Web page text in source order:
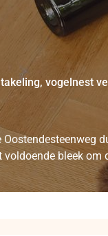
vogelnest
bleek om